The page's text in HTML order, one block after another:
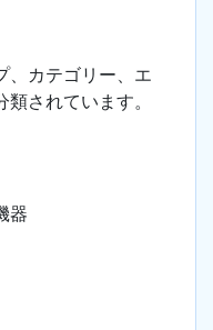
、カテゴリー、エ
されています。
器